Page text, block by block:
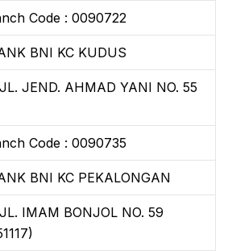
Code : 0090722
BNI KC KUDUS
JEND. AHMAD YANI NO. 55
Code : 0090735
BNI KC PEKALONGAN
IMAM BONJOL NO. 59